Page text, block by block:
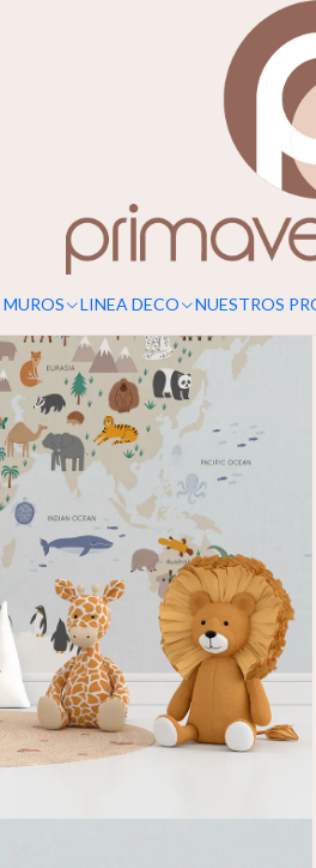
LINEA DECO NUESTROS